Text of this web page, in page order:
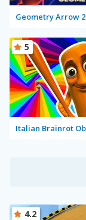
Geometry Arrow 2
5
4.2